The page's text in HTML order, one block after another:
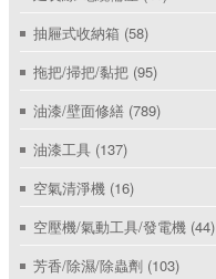
抽屜式收納箱 (58)
拖把/掃把/黏把 (95)
油漆/壁面修繕 (789)
油漆工具 (137)
空氣清淨機 (16)
空壓機/氣動工具/發電機 (44)
芳香/除濕/除蟲劑 (103)